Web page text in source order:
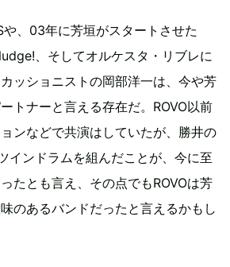
、03年に芳垣がスタートさせた
、そしてオルケスタ・リブレに
ッショニストの岡部洋一は、今や芳
トナーと言える存在だ。ROVO以前
ンなどで共演はしていたが、勝井の
インドラムを組んだことが、今に至
たとも言え、その点でもROVOは芳
のあるバンドだったと言えるかもし